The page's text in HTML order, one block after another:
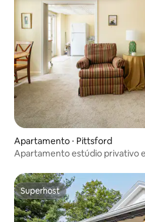
Apartamento ⋅ Pittsford
Apartamento estúdio privativo
Superhost
Superhost